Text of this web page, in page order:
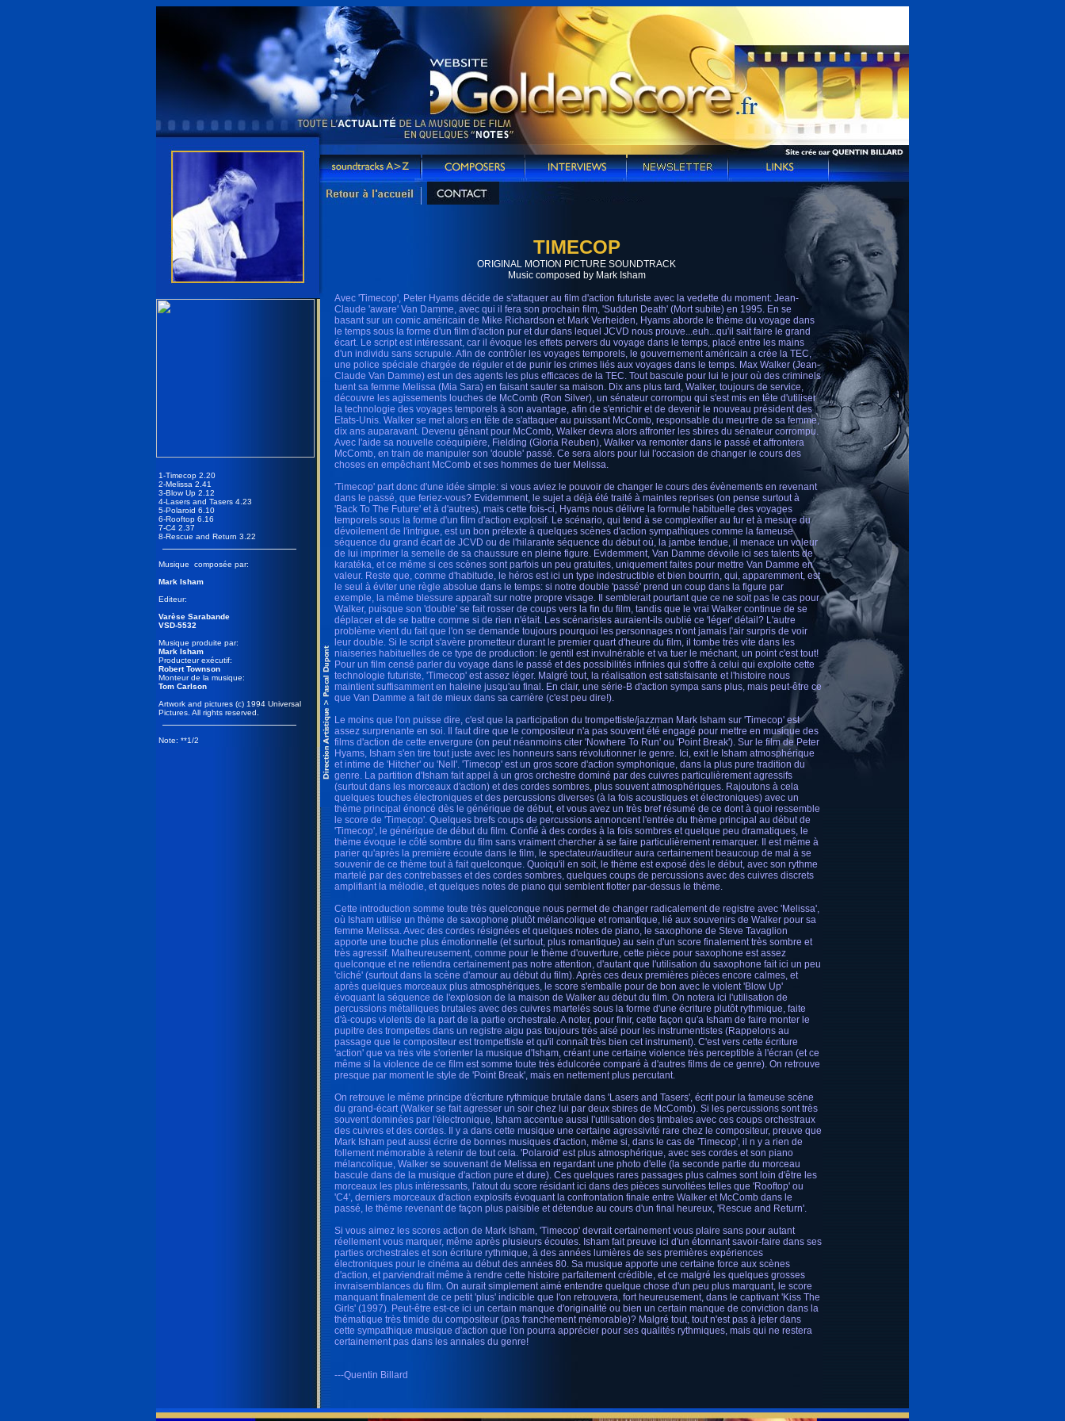
1-Timecop 2.20
2-Melissa 2.41
3-Blow Up 2.12
4-Lasers and Tasers 4.23
5-Polaroid 6.10
6-Rooftop 6.16
7-C4 2.37
8-Rescue and Return 3.22
Musique composée par:
Mark Isham
Editeur:
Varèse Sarabande
VSD-5532
Musique produite par:
Mark Isham
Producteur exécutif:
Robert Townson
Monteur de la musique:
Tom Carlson
Artwork and pictures (c) 1994 Universal
Pictures. All rights reserved.
Note: **1/2
TIMECOP
ORIGINAL MOTION PICTURE SOUNDTRACK
Music composed by Mark Isham
Avec 'Timecop', Peter Hyams décide de s'attaquer au film d'action futuriste avec la vedette du moment: Jean-
Claude 'aware' Van Damme, avec qui il fera son prochain film, 'Sudden Death' (Mort subite) en 1995. En se
basant sur un comic américain de Mike Richardson et Mark Verheiden, Hyams aborde le thème du voyage dans
le temps sous la forme d'un film d'action pur et dur dans lequel JCVD nous prouve...euh...qu'il sait faire le grand
écart. Le script est intéressant, car il évoque les effets pervers du voyage dans le temps, placé entre les mains
d'un individu sans scrupule. Afin de contrôler les voyages temporels, le gouvernement américain a crée la TEC,
une police spéciale chargée de réguler et de punir les crimes liés aux voyages dans le temps. Max Walker (Jean-
Claude Van Damme) est un des agents les plus efficaces de la TEC. Tout bascule pour lui le jour où des criminels
tuent sa femme Melissa (Mia Sara) en faisant sauter sa maison. Dix ans plus tard, Walker, toujours de service,
découvre les agissements louches de McComb (Ron Silver), un sénateur corrompu qui s'est mis en tête d'utiliser
la technologie des voyages temporels à son avantage, afin de s'enrichir et de devenir le nouveau président des
Etats-Unis. Walker se met alors en tête de s'attaquer au puissant McComb, responsable du meurtre de sa femme,
dix ans auparavant. Devenu gênant pour McComb, Walker devra alors affronter les sbires du sénateur corrompu.
Avec l'aide sa nouvelle coéquipière, Fielding (Gloria Reuben), Walker va remonter dans le passé et affrontera
McComb, en train de manipuler son 'double' passé. Ce sera alors pour lui l'occasion de changer le cours des
choses en empêchant McComb et ses hommes de tuer Melissa.
'Timecop' part donc d'une idée simple: si vous aviez le pouvoir de changer le cours des évènements en revenant
dans le passé, que feriez-vous? Evidemment, le sujet a déjà été traité à maintes reprises (on pense surtout à
'Back To The Future' et à d'autres), mais cette fois-ci, Hyams nous délivre la formule habituelle des voyages
temporels sous la forme d'un film d'action explosif. Le scénario, qui tend à se complexifier au fur et à mesure du
dévoilement de l'intrigue, est un bon prétexte à quelques scènes d'action sympathiques comme la fameuse
séquence du grand écart de JCVD ou de l'hilarante séquence du début où, la jambe tendue, il menace un voleur
de lui imprimer la semelle de sa chaussure en pleine figure. Evidemment, Van Damme dévoile ici ses talents de
karatéka, et ce même si ces scènes sont parfois un peu gratuites, uniquement faites pour mettre Van Damme en
valeur. Reste que, comme d'habitude, le héros est ici un type indestructible et bien bourrin, qui, apparemment, est
le seul à éviter une règle absolue dans le temps: si notre double 'passé' prend un coup dans la figure par
exemple, la même blessure apparaît sur notre propre visage. Il semblerait pourtant que ce ne soit pas le cas pour
Walker, puisque son 'double' se fait rosser de coups vers la fin du film, tandis que le vrai Walker continue de se
déplacer et de se battre comme si de rien n'était. Les scénaristes auraient-ils oublié ce 'léger' détail? L'autre
problème vient du fait que l'on se demande toujours pourquoi les personnages n'ont jamais l'air surpris de voir
leur double. Si le script s'avère prometteur durant le premier quart d'heure du film, il tombe très vite dans les
niaiseries habituelles de ce type de production: le gentil est invulnérable et va tuer le méchant, un point c'est tout!
Pour un film censé parler du voyage dans le passé et des possibilités infinies qui s'offre à celui qui exploite cette
technologie futuriste, 'Timecop' est assez léger. Malgré tout, la réalisation est satisfaisante et l'histoire nous
maintient suffisamment en haleine jusqu'au final. En clair, une série-B d'action sympa sans plus, mais peut-être ce
que Van Damme a fait de mieux dans sa carrière (c'est peu dire!).
Le moins que l'on puisse dire, c'est que la participation du trompettiste/jazzman Mark Isham sur 'Timecop' est
assez surprenante en soi. Il faut dire que le compositeur n'a pas souvent été engagé pour mettre en musique des
films d'action de cette envergure (on peut néanmoins citer 'Nowhere To Run' ou 'Point Break'). Sur le film de Peter
Hyams, Isham s'en tire tout juste avec les honneurs sans révolutionner le genre. Ici, exit le Isham atmosphérique
et intime de 'Hitcher' ou 'Nell'. 'Timecop' est un gros score d'action symphonique, dans la plus pure tradition du
genre. La partition d'Isham fait appel à un gros orchestre dominé par des cuivres particulièrement agressifs
(surtout dans les morceaux d'action) et des cordes sombres, plus souvent atmosphériques. Rajoutons à cela
quelques touches électroniques et des percussions diverses (à la fois acoustiques et électroniques) avec un
thème principal énoncé dès le générique de début, et vous avez un très bref résumé de ce dont à quoi ressemble
le score de 'Timecop'. Quelques brefs coups de percussions annoncent l'entrée du thème principal au début de
'Timecop', le générique de début du film. Confié à des cordes à la fois sombres et quelque peu dramatiques, le
thème évoque le côté sombre du film sans vraiment chercher à se faire particulièrement remarquer. Il est même à
parier qu'après la première écoute dans le film, le spectateur/auditeur aura certainement beaucoup de mal à se
souvenir de ce thème tout à fait quelconque. Quoiqu'il en soit, le thème est exposé dès le début, avec son rythme
martelé par des contrebasses et des cordes sombres, quelques coups de percussions avec des cuivres discrets
amplifiant la mélodie, et quelques notes de piano qui semblent flotter par-dessus le thème.
Cette introduction somme toute très quelconque nous permet de changer radicalement de registre avec 'Melissa',
où Isham utilise un thème de saxophone plutôt mélancolique et romantique, lié aux souvenirs de Walker pour sa
femme Melissa. Avec des cordes résignées et quelques notes de piano, le saxophone de Steve Tavaglion
apporte une touche plus émotionnelle (et surtout, plus romantique) au sein d'un score finalement très sombre et
très agressif. Malheureusement, comme pour le thème d'ouverture, cette pièce pour saxophone est assez
quelconque et ne retiendra certainement pas notre attention, d'autant que l'utilisation du saxophone fait ici un peu
'cliché' (surtout dans la scène d'amour au début du film). Après ces deux premières pièces encore calmes, et
après quelques morceaux plus atmosphériques, le score s'emballe pour de bon avec le violent 'Blow Up'
évoquant la séquence de l'explosion de la maison de Walker au début du film. On notera ici l'utilisation de
percussions métalliques brutales avec des cuivres martelés sous la forme d'une écriture plutôt rythmique, faite
d'à-coups violents de la part de la partie orchestrale. A noter, pour finir, cette façon qu'a Isham de faire monter le
pupitre des trompettes dans un registre aigu pas toujours très aisé pour les instrumentistes (Rappelons au
passage que le compositeur est trompettiste et qu'il connaît très bien cet instrument). C'est vers cette écriture
'action' que va très vite s'orienter la musique d'Isham, créant une certaine violence très perceptible à l'écran (et ce
même si la violence de ce film est somme toute très édulcorée comparé à d'autres films de ce genre). On retrouve
presque par moment le style de 'Point Break', mais en nettement plus percutant.
On retrouve le même principe d'écriture rythmique brutale dans 'Lasers and Tasers', écrit pour la fameuse scène
du grand-écart (Walker se fait agresser un soir chez lui par deux sbires de McComb). Si les percussions sont très
souvent dominées par l'électronique, Isham accentue aussi l'utilisation des timbales avec ces coups orchestraux
des cuivres et des cordes. Il y a dans cette musique une certaine agressivité rare chez le compositeur, preuve que
Mark Isham peut aussi écrire de bonnes musiques d'action, même si, dans le cas de 'Timecop', il n y a rien de
follement mémorable à retenir de tout cela. 'Polaroid' est plus atmosphérique, avec ses cordes et son piano
mélancolique, Walker se souvenant de Melissa en regardant une photo d'elle (la seconde partie du morceau
bascule dans de la musique d'action pure et dure). Ces quelques rares passages plus calmes sont loin d'être les
morceaux les plus intéressants, l'atout du score résidant ici dans des pièces survoltées telles que 'Rooftop' ou
'C4', derniers morceaux d'action explosifs évoquant la confrontation finale entre Walker et McComb dans le
passé, le thème revenant de façon plus paisible et détendue au cours d'un final heureux, 'Rescue and Return'.
Si vous aimez les scores action de Mark Isham, 'Timecop' devrait certainement vous plaire sans pour autant
réellement vous marquer, même après plusieurs écoutes. Isham fait preuve ici d'un étonnant savoir-faire dans ses
parties orchestrales et son écriture rythmique, à des années lumières de ses premières expériences
électroniques pour le cinéma au début des années 80. Sa musique apporte une certaine force aux scènes
d'action, et parviendrait même à rendre cette histoire parfaitement crédible, et ce malgré les quelques grosses
invraisemblances du film. On aurait simplement aimé entendre quelque chose d'un peu plus marquant, le score
manquant finalement de ce petit 'plus' indicible que l'on retrouvera, fort heureusement, dans le captivant 'Kiss The
Girls' (1997). Peut-être est-ce ici un certain manque d'originalité ou bien un certain manque de conviction dans la
thématique très timide du compositeur (pas franchement mémorable)? Malgré tout, tout n'est pas à jeter dans
cette sympathique musique d'action que l'on pourra apprécier pour ses qualités rythmiques, mais qui ne restera
certainement pas dans les annales du genre!
---Quentin Billard